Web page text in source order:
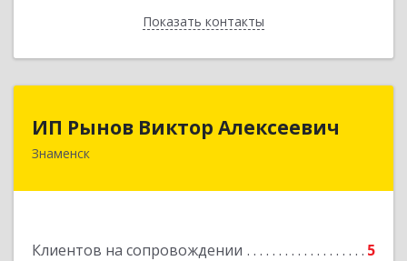
Показать контакты
Назад
ИП Рынов Виктор Алексеевич
Знаменск
Клиентов на сопровождении 5